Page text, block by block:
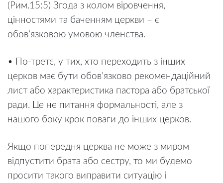
(Рим.15:5) Згода з колом віровчення,
цінностями та баченням церкви – є
обов’язковою умовою членства.
• По-третє, у тих, хто переходить з інших
церков має бути обов’язково рекомендаційний
лист або характеристика пастора або братської
ради. Це не питання формальності, але з
нашого боку крок поваги до інших церков.
Якщо попередня церква не може з миром
відпустити брата або сестру, то ми будемо
просити такого виправити ситуацію і